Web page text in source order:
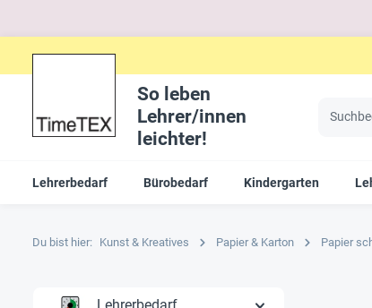
So leben
Lehrer/innen
leichter!
Lehrerbedarf Bürobedarf Kindergarten
Du bist hier: Kunst & Kreatives Papier & Karton Papier
Lehrerbedarf